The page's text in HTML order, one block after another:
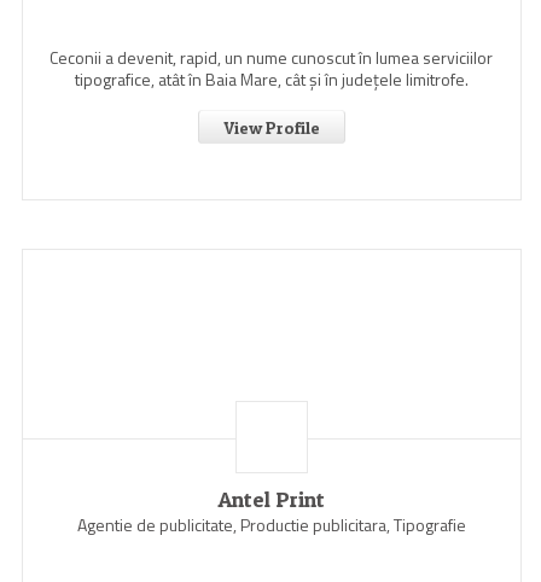
Ceconii a devenit, rapid, un nume cunoscut în lumea serviciilor
tipografice, atât în Baia Mare, cât şi în judeţele limitrofe.
View Profile
Antel Print
Agentie de publicitate, Productie publicitara, Tipografie